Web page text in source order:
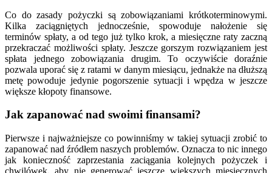
Co do zasady pożyczki są zobowiązaniami krótkoterminowymi.
Kilka zaciągniętych jednocześnie, spowoduje nałożenie się
terminów spłaty, a od tego już tylko krok, a miesięczne raty zaczną
przekraczać możliwości spłaty. Jeszcze gorszym rozwiązaniem jest
spłata jednego zobowiązania drugim. To oczywiście doraźnie
pozwala uporać się z ratami w danym miesiącu, jednakże na dłuższą
metę powoduje jedynie pogorszenie sytuacji i wpędza w jeszcze
większe kłopoty finansowe.
Jak zapanować nad swoimi finansami?
Pierwsze i najważniejsze co powinniśmy w takiej sytuacji zrobić to
zapanować nad źródłem naszych problemów. Oznacza to nic innego
jak konieczność zaprzestania zaciągania kolejnych pożyczek i
chwilówek, aby nie generować jeszcze większych miesięcznych